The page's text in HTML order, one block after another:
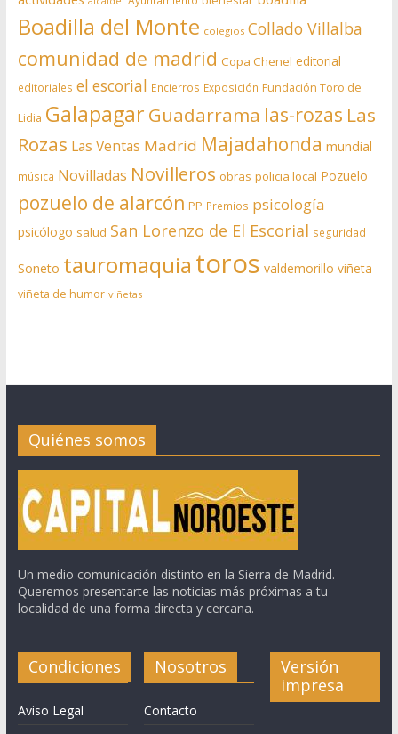
Boadilla del Monte colegios Collado Villalba
comunidad de madrid Copa Chenel editorial
editoriales el escorial Encierros Exposición Fundación Toro de
Lidia Galapagar Guadarrama las-rozas Las
Rozas Las Ventas Madrid Majadahonda mundial
música Novilladas Novilleros obras policia local Pozuelo
pozuelo de alarcón PP Premios psicología
psicólogo salud San Lorenzo de El Escorial seguridad
Soneto tauromaquia toros valdemorillo viñeta
viñeta de humor viñetas
Quiénes somos
Un medio comunicación distinto en la Sierra de Madrid.
Queremos presentarte las noticias más próximas a tu
localidad de una forma directa y cercana.
Condiciones
Aviso Legal
Nosotros
Contacto
Versión
impresa